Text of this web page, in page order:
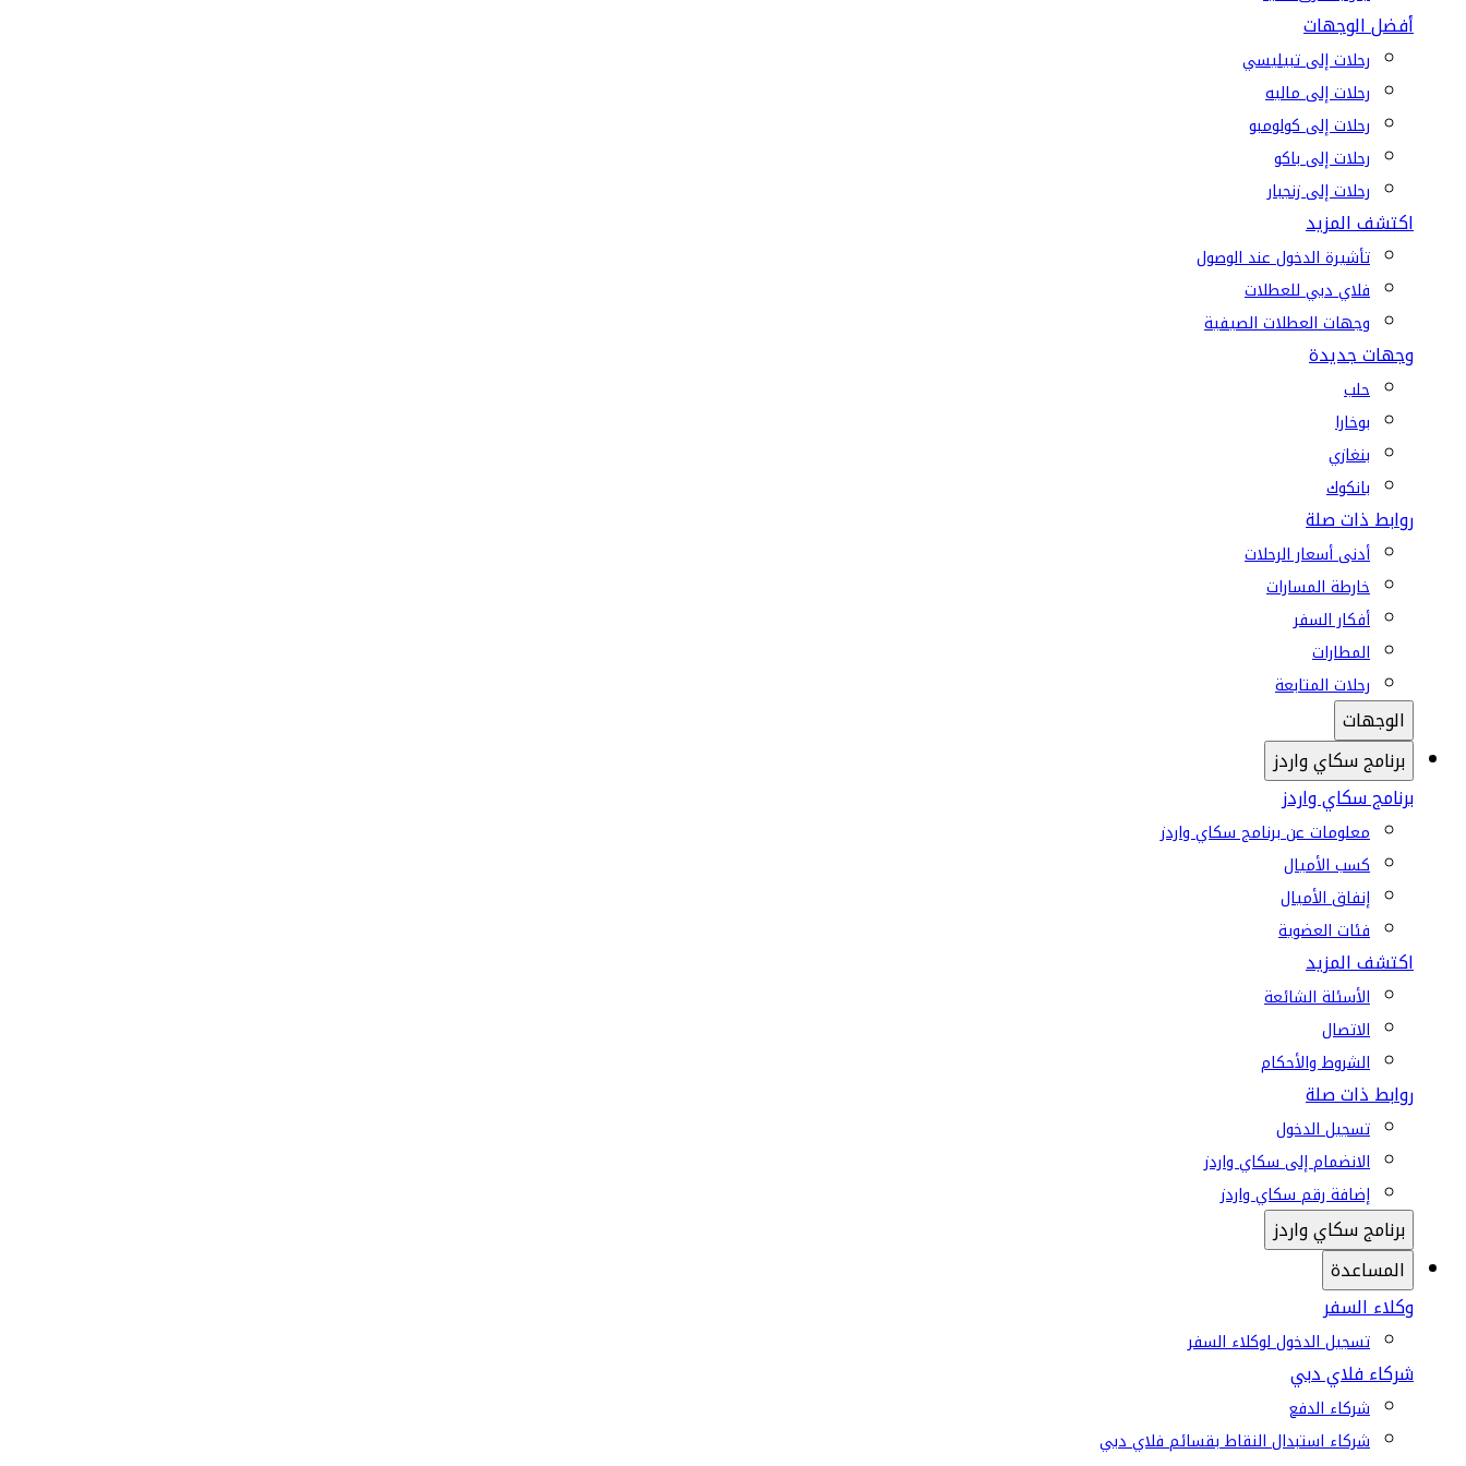
أفضل الوجهات
رحلات إلى تبيليسي
رحلات إلى ماليه
رحلات إلى كولومبو
رحلات إلى باكو
رحلات إلى زنجبار
اكتشف المزيد
تأشيرة الدخول عند الوصول
فلاي دبي للعطلات
وجهات العطلات الصيفية
وجهات جديدة
حلب
بوخارا
بنغازي
بانكوك
روابط ذات صلة
أدنى أسعار الرحلات
خارطة المسارات
أفكار السفر
المطارات
رحلات المتابعة
الوجهات
برنامج سكاي واردز
برنامج سكاي واردز
معلومات عن برنامج سكاي واردز
كسب الأميال
إنفاق الأميال
فئات العضوية
اكتشف المزيد
الأسئلة الشائعة
الاتصال
الشروط والأحكام
روابط ذات صلة
تسجيل الدخول
الانضمام إلى سكاي واردز
إضافة رقم سكاي واردز
برنامج سكاي واردز
المساعدة
وكلاء السفر
تسجيل الدخول لوكلاء السفر
شركاء فلاي دبي
شركاء الدفع
شركاء استبدال النقاط بقسائم فلاي دبي